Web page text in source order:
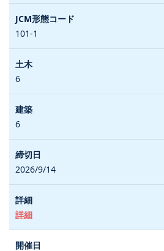
101-1
6
6
2026/9/14
詳細